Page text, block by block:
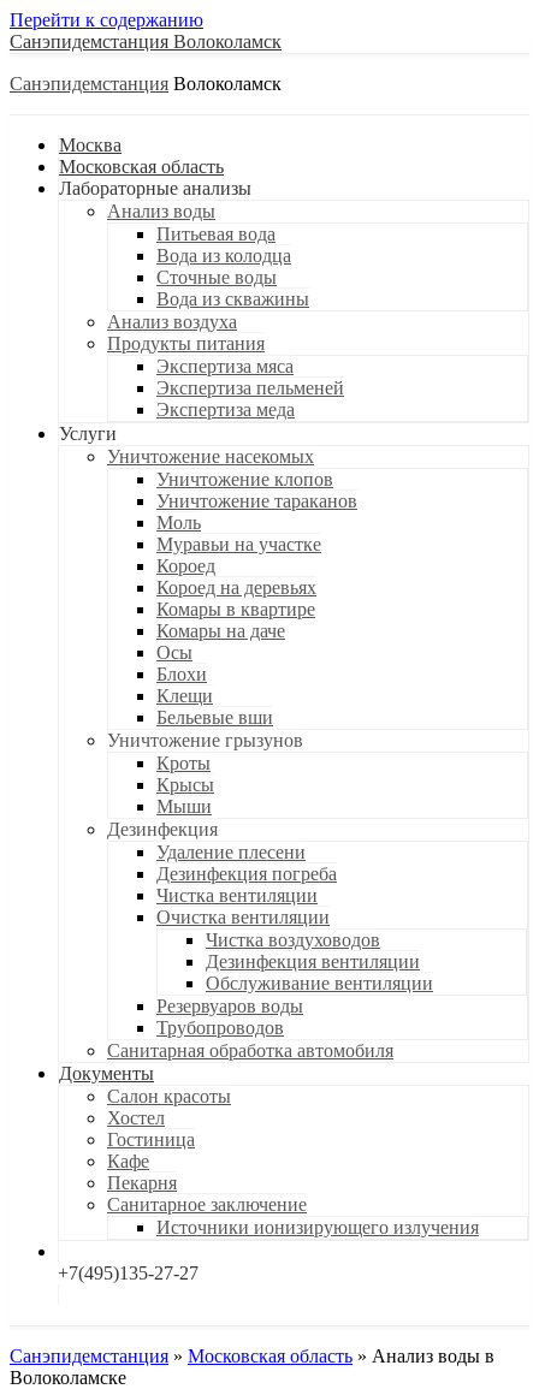
Перейти к содержанию
Санэпидемстанция
Санэпидемстанция
Москва
Московская область
Лабораторные анализы
Анализ воды
Питьевая вода
Вода из колодца
Сточные воды
Вода из скважины
Анализ воздуха
Продукты питания
Экспертиза мяса
Экспертиза пельменей
Экспертиза меда
Услуги
Уничтожение насекомых
Уничтожение клопов
Уничтожение тараканов
Моль
Муравьи на участке
Короед
Короед на деревьях
Комары в квартире
Комары на даче
Осы
Блохи
Клещи
Бельевые вши
Уничтожение грызунов
Кроты
Крысы
Мыши
Дезинфекция
Удаление плесени
Дезинфекция погреба
Чистка вентиляции
Очистка вентиляции
Чистка воздуховодов
Дезинфекция вентиляции
Обслуживание вентиляции
Резервуаров воды
Трубопроводов
Санитарная обработка автомобиля
Документы
Салон красоты
Хостел
Гостиница
Кафе
Пекарня
Санитарное заключение
Источники ионизирующего излучения
+7(495)135-27-27
Санэпидемстанция » Московская область » Анализ воды в
Волоколамске